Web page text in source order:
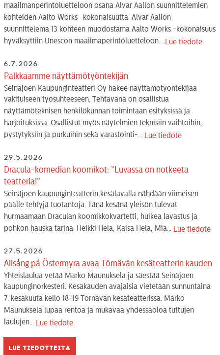
maailmanperintöluetteloon osana Alvar Aallon suunnittelemien
kohteiden Aalto Works -kokonaisuutta. Alvar Aallon
suunnittelema 13 kohteen muodostama Aalto Works -kokonaisuus
hyväksyttiin Unescon maailmaperintöluetteloon... Lue tiedote
6.7.2026
Palkkaamme näyttämötyöntekijän
Seinäjoen Kaupunginteatteri Oy hakee näyttämötyöntekijää
vakituiseen työsuhteeseen. Tehtävänä on osallistua
näyttämöteknisen henkilökunnan toimintaan esityksissä ja
harjoituksissa. Osallistut myös näytelmien teknisiin vaihtoihin,
pystytyksiin ja purkuihin sekä varastointi-... Lue tiedote
29.5.2026
Dracula-komedian koomikot: ”Luvassa on notkeeta
teatteria!”
Seinäjoen kaupunginteatterin kesälavalla nähdään viimeisen
päälle tehtyjä tuotantoja. Tänä kesänä yleisön tulevat
hurmaamaan Draculan koomikkokvartetti, huikea lavastus ja
pöhkön hauska tarina. Heikki Hela, Kaisa Hela, Mia... Lue tiedote
27.5.2026
Allsång på Östermyra avaa Törnävän kesäteatterin kauden
Yhteislaulua vetää Marko Maunuksela ja säestää Seinäjoen
kaupunginorkesteri. Kesäkauden avajaisia vietetään sunnuntaina
7. kesäkuuta kello 18-19 Törnävän kesäteatterissa. Marko
Maunuksela lupaa rentoa ja mukavaa yhdessäoloa tuttujen
laulujen... Lue tiedote
Lue tiedotteita